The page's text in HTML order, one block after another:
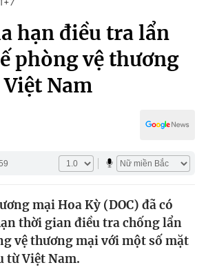
trí
hạn điều tra lẩn
phòng vệ thương
Nam
mại Hoa Kỳ (DOC) đã có
thời gian điều tra chống lẩn
vệ thương mại với một số mặt
từ Việt Nam.